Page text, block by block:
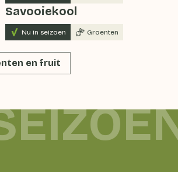
Savooiekool
Nu in seizoen Groenten
en fruit